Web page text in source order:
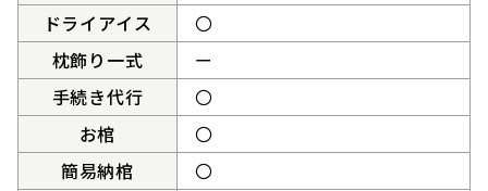
ドライアイス
〇
枕飾り一式
ー
手続き代行
〇
お棺
〇
簡易納棺
〇